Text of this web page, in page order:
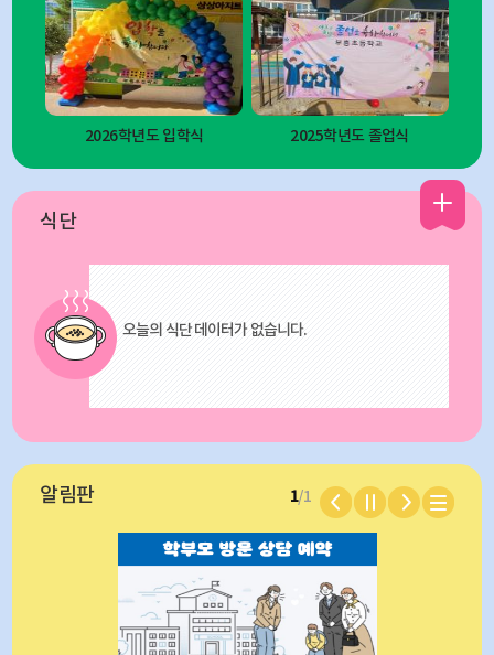
2026학년도 입학식 2025학년도 졸업식
식단
오늘의 식단 데이터가 없습니다.
알림판 1/1